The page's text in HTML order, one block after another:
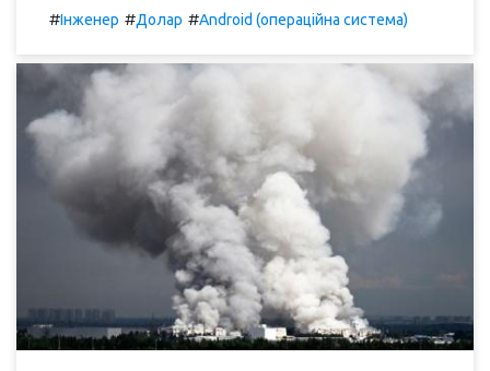
#Інженер #Долар #Android (операційна система)